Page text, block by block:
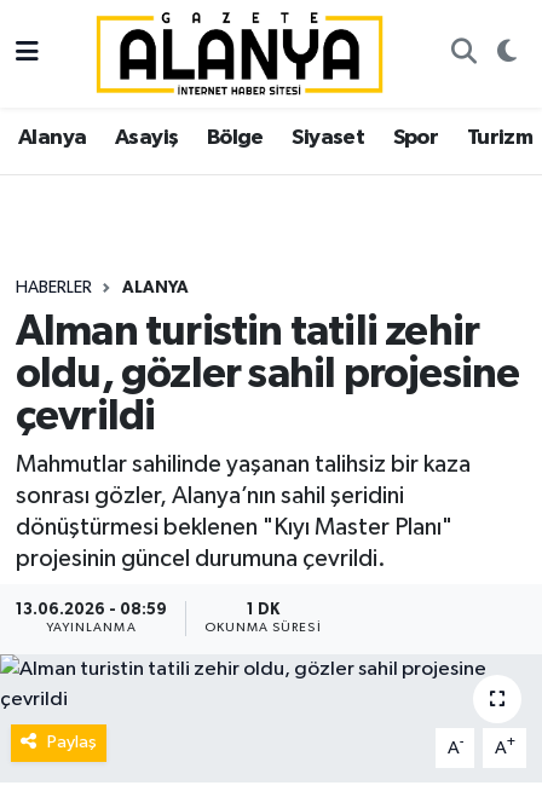
Alanya Asayiş Bölge Siyaset Spor Turizm
HABERLER ALANYA
Alman turistin tatili zehir
oldu, gözler sahil projesine
çevrildi
Mahmutlar sahilinde yaşanan talihsiz bir kaza
sonrası gözler, Alanya’nın sahil şeridini
dönüştürmesi beklenen "Kıyı Master Planı"
projesinin güncel durumuna çevrildi.
13.06.2026 - 08:59
YAYINLANMA
1 DK
OKUNMA SÜRESI
Paylaş A- A+
Alanya
Asayiş
Siyaset
Spor
Turizm
Ekonomi
Gazipaşa
İstanbul Nöbetçi Eczaneler
İstanbul Hava Durumu
Süper Lig Puan Durumu ve Fikstür
Tüm Manşetler
Son Dakika Haberleri
Haber Arşivi